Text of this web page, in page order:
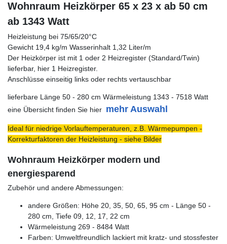
Wohnraum Heizkörper 65 x 23 x ab 50 cm
ab 1343 Watt
Heizleistung bei 75/65/20°C
Gewicht 19,4 kg/m Wasserinhalt 1,32 Liter/m
Der Heizkörper ist mit 1 oder 2 Heizregister (Standard/Twin)
lieferbar, hier 1 Heizregister.
Anschlüsse einseitig links oder rechts vertauschbar
lieferbare Länge 50 - 280 cm Wärmeleistung 1343 - 7518 Watt
eine Übersicht finden Sie hier mehr Auswahl
Ideal für niedrige Vorlauftemperaturen, z.B. Wärmepumpen -
Korrekturfaktoren der Heizleistung - siehe Bilder
Wohnraum Heizkörper modern und
energiesparend
Zubehör und andere Abmessungen:
andere Größen: Höhe 20, 35, 50, 65, 95 cm - Länge 50 -
280 cm, Tiefe 09, 12, 17, 22 cm
Wärmeleistung 269 - 8484 Watt
Farben: Umweltfreundlich lackiert mit kratz- und stossfester